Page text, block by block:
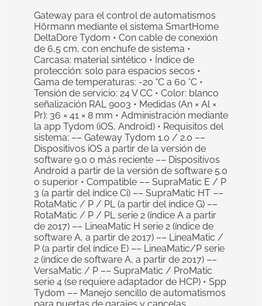
Gateway para el control de automatismos
Hörmann mediante el sistema SmartHome
DeltaDore Tydom • Con cable de conexión
de 6,5 cm, con enchufe de sistema •
Carcasa: material sintético • Índice de
protección: solo para espacios secos •
Gama de temperaturas: -20 °C a 60 °C •
Tensión de servicio: 24 V CC • Color: blanco
señalización RAL 9003 • Medidas (An × Al ×
Pr): 36 × 41 × 8 mm • Administración mediante
la app Tydom (iOS, Android) • Requisitos del
sistema: –– Gateway Tydom 1.0 / 2.0 ––
Dispositivos iOS a partir de la versión de
software 9.0 o más reciente –– Dispositivos
Android a partir de la versión de software 5.0
o superior • Compatible –– SupraMatic E / P
3 (a partir del índice Ci) –– SupraMatic HT ––
RotaMatic / P / PL (a partir del índice G) ––
RotaMatic / P / PL serie 2 (índice A a partir
de 2017) –– LineaMatic H serie 2 (índice de
software A, a partir de 2017) –– LineaMatic /
P (a partir del índice E) –– LineaMatic/P serie
2 (índice de software A, a partir de 2017) ––
VersaMatic / P –– SupraMatic / ProMatic
serie 4 (se requiere adaptador de HCP) • Spp
Tydom –– Manejo sencillo de automatismos